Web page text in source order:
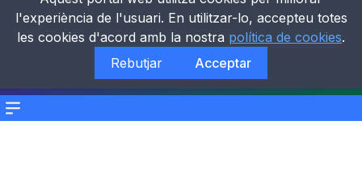
Menu
l'experiència de l'usuari. En utilitzar-lo, accepteu totes
les cookies d'acord amb la nostra política de cookies.
Rebutjar
Acceptar